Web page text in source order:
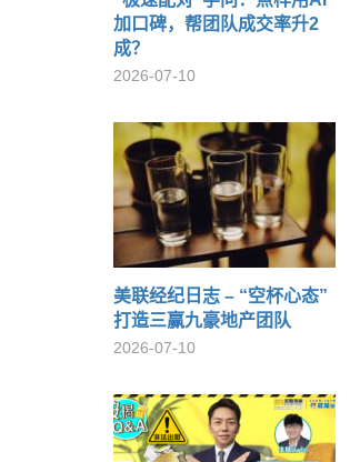
加口碑，帮团队成交率升2
成？
2026-07-10
美联经纪日志 – “空杯心态”
打造三赢九豪地产团队
2026-07-10